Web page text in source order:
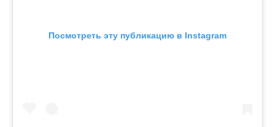
Посмотреть эту публикацию в Instagram